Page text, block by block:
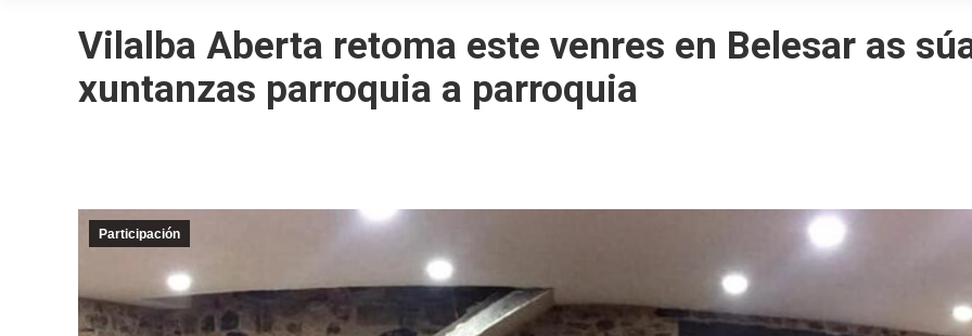
Vilalba Aberta retoma este venres en Belesar as
xuntanzas parroquia a parroquia
Participación